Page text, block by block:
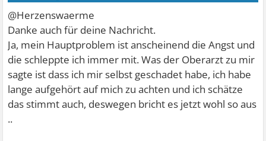
@Herzenswaerme
Danke auch für deine Nachricht.
Ja, mein Hauptproblem ist anscheinend die Angst und
die schleppte ich immer mit. Was der Oberarzt zu mir
sagte ist dass ich mir selbst geschadet habe, ich habe
lange aufgehört auf mich zu achten und ich schätze
das stimmt auch, deswegen bricht es jetzt wohl so aus
..